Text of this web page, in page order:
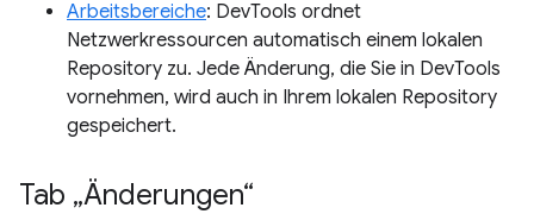
Arbeitsbereiche: DevTools ordnet
Netzwerkressourcen automatisch einem lokalen
Repository zu. Jede Änderung, die Sie in DevTools
vornehmen, wird auch in Ihrem lokalen Repository
gespeichert.
Tab „Änderungen“